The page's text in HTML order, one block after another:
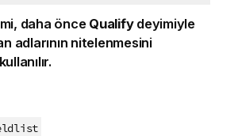
daha önce Qualifydeyimiyle
adlarının nitelenmesini